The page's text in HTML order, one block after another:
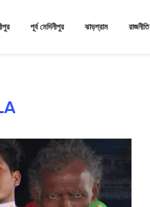
পূর্ব মেদিনীপুর ঝাড়গ্রাম রাজনীতি